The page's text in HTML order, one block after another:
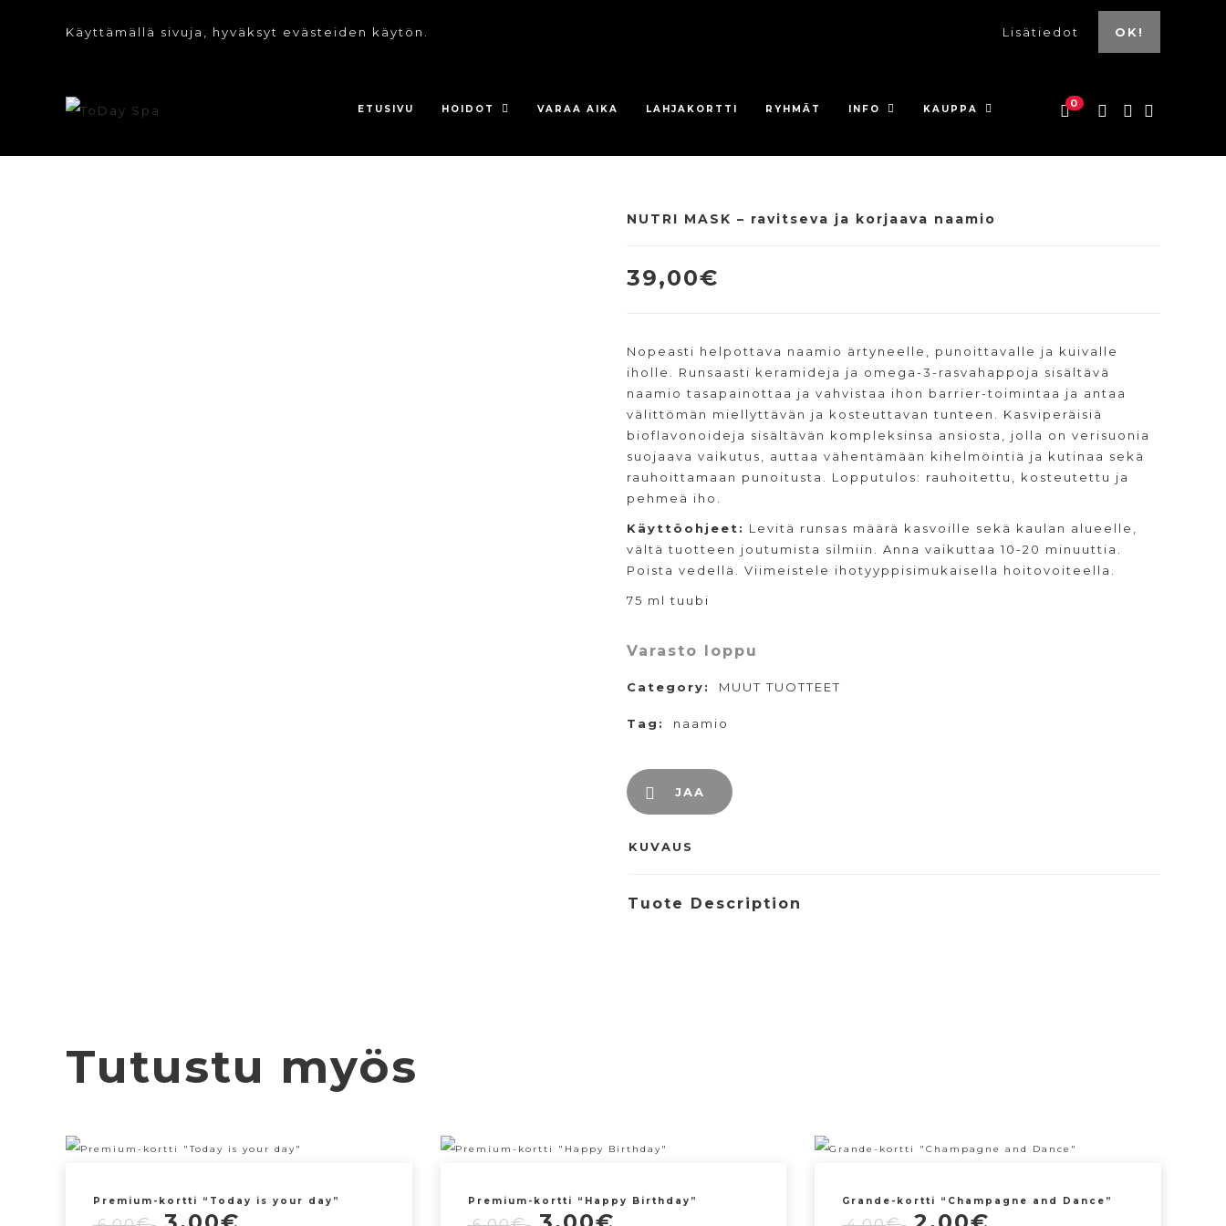
Käyttämällä sivuja, hyväksyt evästeiden käytön. Lisätiedot OK!
ETUSIVU HOIDOT VARAA AIKA LAHJAKORTTI RYHMÄT INFO KAUPPA 0
NUTRI MASK – ravitseva ja korjaava naamio
39,00€
Nopeasti helpottava naamio ärtyneelle, punoittavalle ja kuivalle
iholle. Runsaasti keramideja ja omega-3-rasvahappoja sisältävä
naamio tasapainottaa ja vahvistaa ihon barrier-toimintaa ja antaa
välittömän miellyttävän ja kosteuttavan tunteen. Kasviperäisiä
bioflavonoideja sisältävän kompleksinsa ansiosta, jolla on verisuonia
suojaava vaikutus, auttaa vähentämään kihelmöintiä ja kutinaa sekä
rauhoittamaan punoitusta. Lopputulos: rauhoitettu, kosteutettu ja
pehmeä iho.
Käyttöohjeet: Levitä runsas määrä kasvoille sekä kaulan alueelle,
vältä tuotteen joutumista silmiin. Anna vaikuttaa 10-20 minuuttia.
Poista vedellä. Viimeistele ihotyyppisimukaisella hoitovoiteella.
75 ml tuubi
Varasto loppu
Category: MUUT TUOTTEET
Tag: naamio
JAA
KUVAUS
Tuote Description
Tutustu myös
Premium-kortti “Today is your day” Premium-kortti “Happy Birthday” Grande-kortti “Champagne and Dance”